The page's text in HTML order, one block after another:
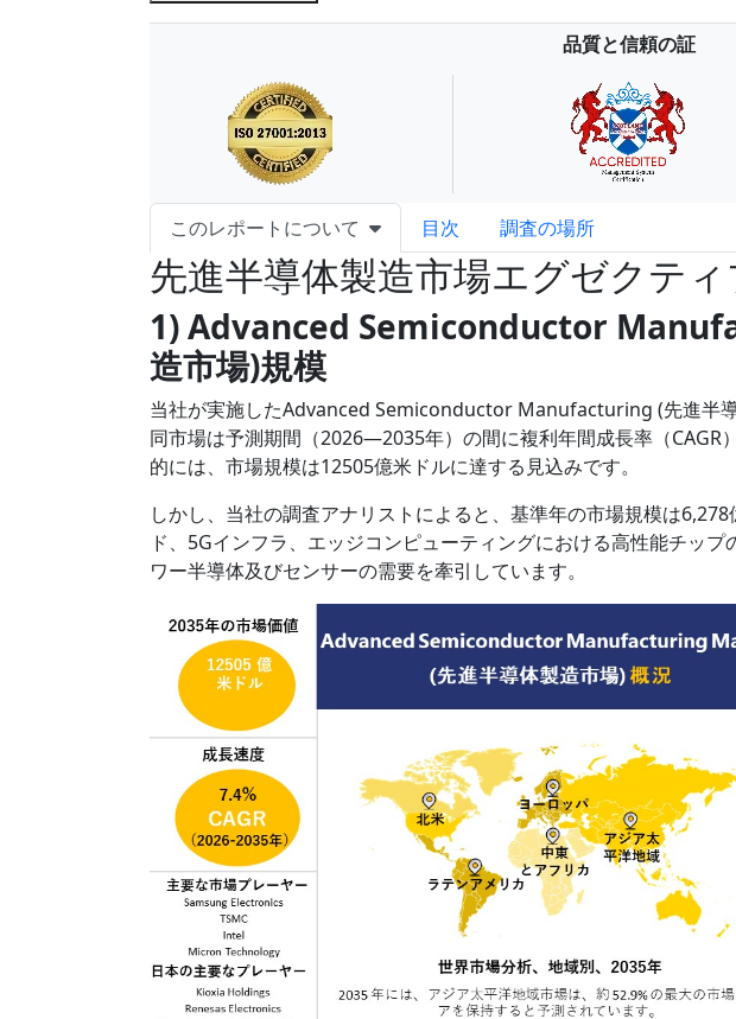
品質と信頼の証
このレポートについて 目次 調査の場所
先進半導体製造市場エグゼクティ
1) Advanced Semiconductor
造市場)規模
当社が実施したAdvanced Semiconductor Manufacturing (先進半
同市場は予測期間（2026―2035年）の間に複利年間成長率（CAGR
的には、市場規模は12505億米ドルに達する見込みです。
しかし、当社の調査アナリストによると、基準年の市場規模は
ド、5Gインフラ、エッジコンピューティングにおける高性能チッ
ワー半導体及びセンサーの需要を牽引しています。